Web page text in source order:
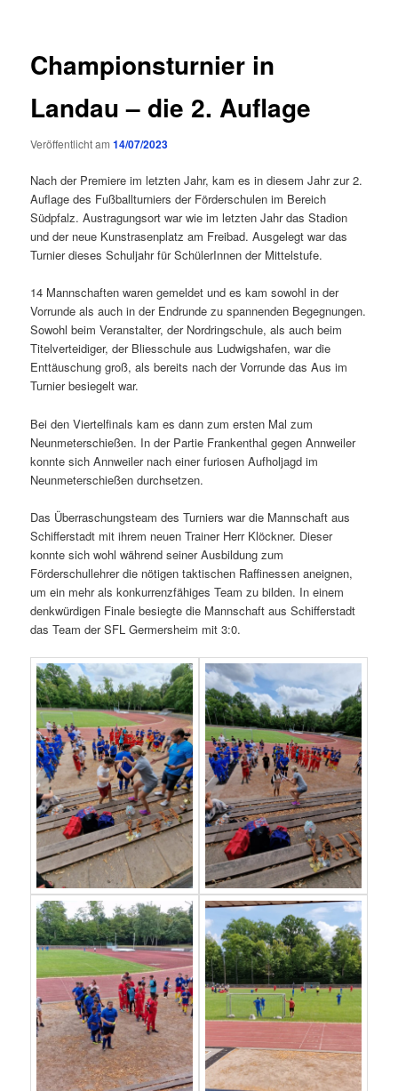
Championsturnier in
Landau – die 2. Auflage
Veröffentlicht am14/07/2023
Nach der Premiere im letzten Jahr, kam es in diesem Jahr zur 2.
Auflage des Fußballturniers der Förderschulen im Bereich
Südpfalz. Austragungsort war wie im letzten Jahr das Stadion
und der neue Kunstrasenplatz am Freibad. Ausgelegt war das
Turnier dieses Schuljahr für SchülerInnen der Mittelstufe.
14 Mannschaften waren gemeldet und es kam sowohl in der
Vorrunde als auch in der Endrunde zu spannenden Begegnungen.
Sowohl beim Veranstalter, der Nordringschule, als auch beim
Titelverteidiger, der Bliesschule aus Ludwigshafen, war die
Enttäuschung groß, als bereits nach der Vorrunde das Aus im
Turnier besiegelt war.
Bei den Viertelfinals kam es dann zum ersten Mal zum
Neunmeterschießen. In der Partie Frankenthal gegen Annweiler
konnte sich Annweiler nach einer furiosen Aufholjagd im
Neunmeterschießen durchsetzen.
Das Überraschungsteam des Turniers war die Mannschaft aus
Schifferstadt mit ihrem neuen Trainer Herr Klöckner. Dieser
konnte sich wohl während seiner Ausbildung zum
Förderschullehrer die nötigen taktischen Raffinessen aneignen,
um ein mehr als konkurrenzfähiges Team zu bilden. In einem
denkwürdigen Finale besiegte die Mannschaft aus Schifferstadt
das Team der SFL Germersheim mit 3:0.